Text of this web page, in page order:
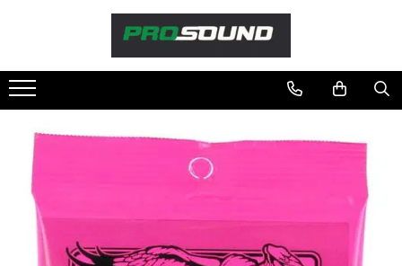
Sonorizare / PA
Adaptoare phantom
Adresare publica 100V
Amplificatoare Audio
Boxe Audio
Ecrane de difuzie